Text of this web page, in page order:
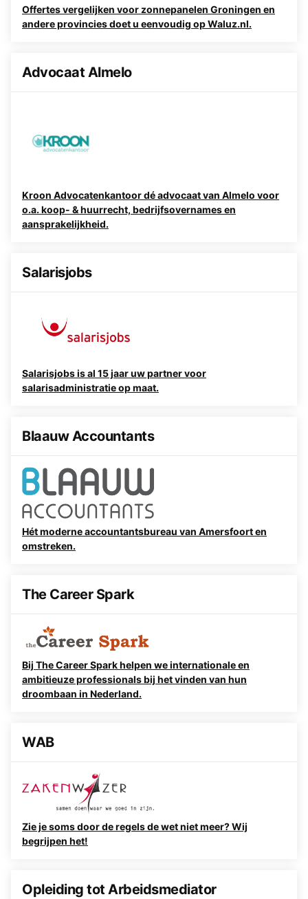
Offertes vergelijken voor zonnepanelen Groningen en
andere provincies doet u eenvoudig op Waluz.nl.
Advocaat Almelo
Kroon Advocatenkantoor dé advocaat van Almelo voor
o.a. koop- & huurrecht, bedrijfsovernames en
aansprakelijkheid.
Salarisjobs
Salarisjobs is al 15 jaar uw partner voor
salarisadministratie op maat.
Blaauw Accountants
Hét moderne accountantsbureau van Amersfoort en
omstreken.
The Career Spark
Bij The Career Spark helpen we internationale en
ambitieuze professionals bij het vinden van hun
droombaan in Nederland.
WAB
Zie je soms door de regels de wet niet meer? Wij
begrijpen het!
Opleiding tot Arbeidsmediator